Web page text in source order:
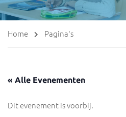
Home Pagina's
« Alle Evenementen
Dit evenement is voorbij.